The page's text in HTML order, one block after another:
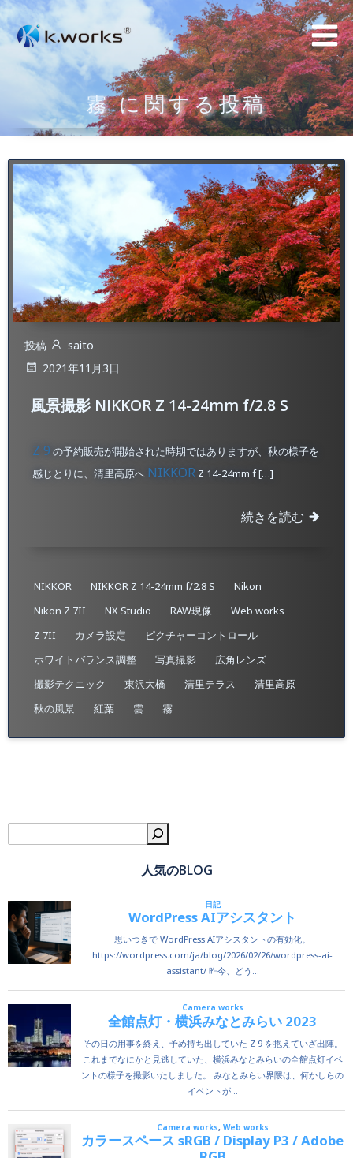
ン
テ
ン
ツ
へ
キ
ッ
プ
霧 に関する投稿
投稿
saito
2021年11月3日
風景撮影 NIKKOR Z 14-24mm f/2.8 S
Z 9 の予約販売が開始された時期ではありますが、秋の様子を
感じとりに、清里高原へ NIKKOR Z 14-24mm f […]
続きを読む
NIKKOR NIKKOR Z 14-24mm f/2.8 S
Nikon
Nikon Z 7II
NX Studio RAW現像
Web works
Z 7II
カメラ設定
ピクチャーコントロール
ホワイトバランス調整
写真撮影
広角レンズ
撮影テクニック
東沢大橋 清里テラス
清里高原
秋の風景
紅葉 雲 霧
人気のBLOG